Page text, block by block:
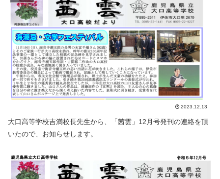
2023.12.13
大口高等学校吉満校長先生から、「茜雲」12月号発刊の連絡を頂
いたので、お知らせします。